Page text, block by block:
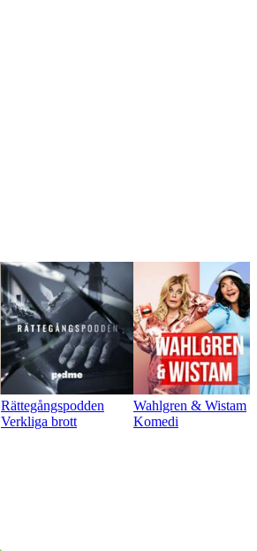
Rättegångspodden
Verkliga brott
Wahlgren & Wistam
Komedi